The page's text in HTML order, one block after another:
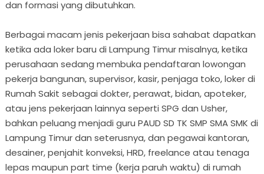
dan formasi yang dibutuhkan.
Berbagai macam jenis pekerjaan bisa sahabat dapatkan
ketika ada loker baru di Lampung Timur misalnya, ketika
perusahaan sedang membuka pendaftaran lowongan
pekerja bangunan, supervisor, kasir, penjaga toko, loker di
Rumah Sakit sebagai dokter, perawat, bidan, apoteker,
atau jens pekerjaan lainnya seperti SPG dan Usher,
bahkan peluang menjadi guru PAUD SD TK SMP SMA SMK di
Lampung Timur dan seterusnya, dan pegawai kantoran,
desainer, penjahit konveksi, HRD, freelance atau tenaga
lepas maupun part time (kerja paruh waktu) di rumah